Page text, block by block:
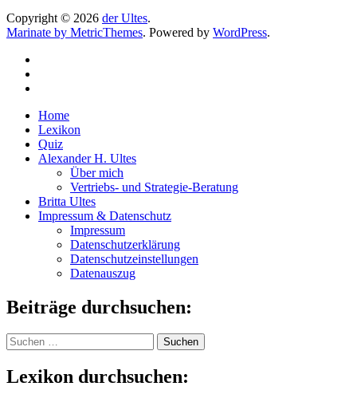
Copyright © 2026 der Ultes.
Marinate by MetricThemes. Powered by WordPress.
Home
Lexikon
Quiz
Alexander H. Ultes
Über mich
Vertriebs- und Strategie-Beratung
Britta Ultes
Impressum & Datenschutz
Impressum
Datenschutzerklärung
Datenschutzeinstellungen
Datenauszug
Beiträge durchsuchen:
Suchen
nach:
Lexikon durchsuchen: